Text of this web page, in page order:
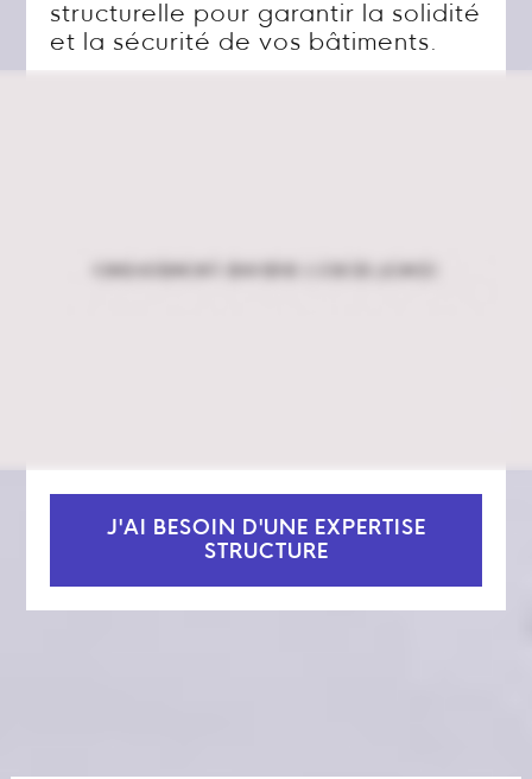
structurelle pour garantir la solidité
et la sécurité de vos bâtiments.
J'AI BESOIN D'UNE EXPERTISE
STRUCTURE